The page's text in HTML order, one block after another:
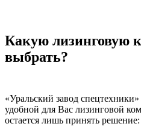
Какую лизинговую
выбрать?
«Уральский завод
удобной для Вас лизинговой
остается лишь принять решение: